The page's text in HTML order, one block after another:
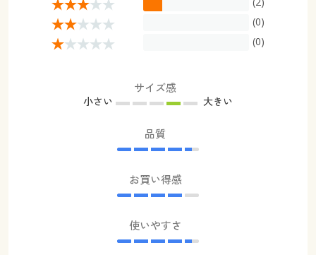
(0)
(0)
サイズ感
小さい 大きい
品質
お買い得感
使いやすさ